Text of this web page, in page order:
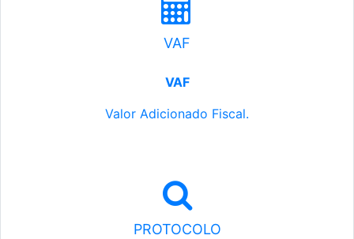
VAF
VAF
Valor Adicionado Fiscal.
PROTOCOLO